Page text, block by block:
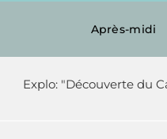
Après-midi
Explo: "Découverte du